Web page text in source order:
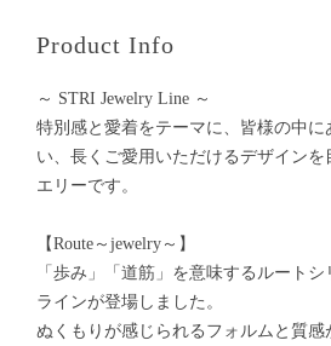
Product Info
～ STRI Jewelry Line ～
特別感と愛着をテーマに、皆様の中
い、長くご愛用いただけるデザインを
エリーです。
【Route～jewelry～】
「歩み」「道筋」を意味するルート
ラインが登場しました。
ぬくもりが感じられるフォルムと質感